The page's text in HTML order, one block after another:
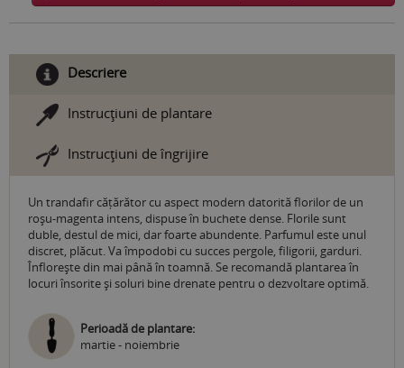
Descriere
Instrucţiuni de plantare
Instrucţiuni de îngrijire
Un trandafir cățărător cu aspect modern datorită florilor de un
roșu-magenta intens, dispuse în buchete dense. Florile sunt
duble, destul de mici, dar foarte abundente. Parfumul este unul
discret, plăcut. Va împodobi cu succes pergole, filigorii, garduri.
Înflorește din mai până în toamnă. Se recomandă plantarea în
locuri însorite și soluri bine drenate pentru o dezvoltare optimă.
Perioadă de plantare:
martie - noiembrie